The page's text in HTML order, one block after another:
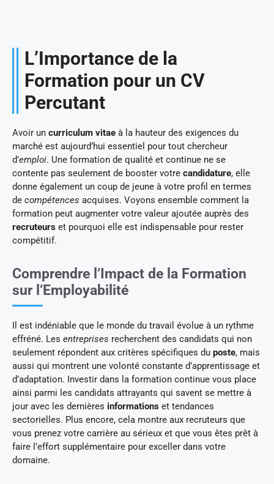
L’Importance de la
Formation pour un CV
Percutant
Avoir un curriculum vitae à la hauteur des exigences du
marché est aujourd’hui essentiel pour tout chercheur
d’emploi. Une formation de qualité et continue ne se
contente pas seulement de booster votre candidature, elle
donne également un coup de jeune à votre profil en termes
de compétences acquises. Voyons ensemble comment la
formation peut augmenter votre valeur ajoutée auprès des
recruteurs et pourquoi elle est indispensable pour rester
compétitif.
Comprendre l’Impact de la Formation
sur l’Employabilité
Il est indéniable que le monde du travail évolue à un rythme
effréné. Les entreprises recherchent des candidats qui non
seulement répondent aux critères spécifiques du poste, mais
aussi qui montrent une volonté constante d’apprentissage et
d’adaptation. Investir dans la formation continue vous place
ainsi parmi les candidats attrayants qui savent se mettre à
jour avec les dernières informations et tendances
sectorielles. Plus encore, cela montre aux recruteurs que
vous prenez votre carrière au sérieux et que vous êtes prêt à
faire l’effort supplémentaire pour exceller dans votre
domaine.